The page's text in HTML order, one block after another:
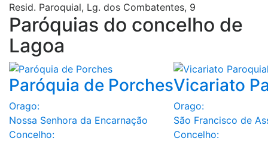
Resid. Paroquial, Lg. dos Combatentes, 9
Paróquias do concelho de
Lagoa
Paróquia de Porches
Orago:
Nossa Senhora da Encarnação
Concelho:
Vicariato
Orago:
São Francisco de
Concelho: